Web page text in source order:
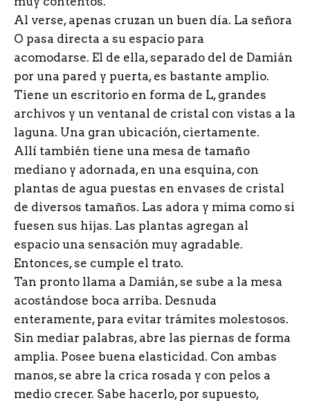
Al verse, apenas cruzan un buen día. La señora
O pasa directa a su espacio para
acomodarse. El de ella, separado del de Damián
por una pared y puerta, es bastante amplio.
Tiene un escritorio en forma de L, grandes
archivos y un ventanal de cristal con vistas a la
laguna. Una gran ubicación, ciertamente.
Allí también tiene una mesa de tamaño
mediano y adornada, en una esquina, con
plantas de agua puestas en envases de cristal
de diversos tamaños. Las adora y mima como si
fuesen sus hijas. Las plantas agregan al
espacio una sensación muy agradable.
Entonces, se cumple el trato.
Tan pronto llama a Damián, se sube a la mesa
acostándose boca arriba. Desnuda
enteramente, para evitar trámites molestosos.
Sin mediar palabras, abre las piernas de forma
amplia. Posee buena elasticidad. Con ambas
manos, se abre la crica rosada y con pelos a
medio crecer. Sabe hacerlo, por supuesto,